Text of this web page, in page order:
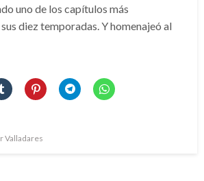
uno de los capítulos más
diez temporadas. Y homenajeó al
Valladares